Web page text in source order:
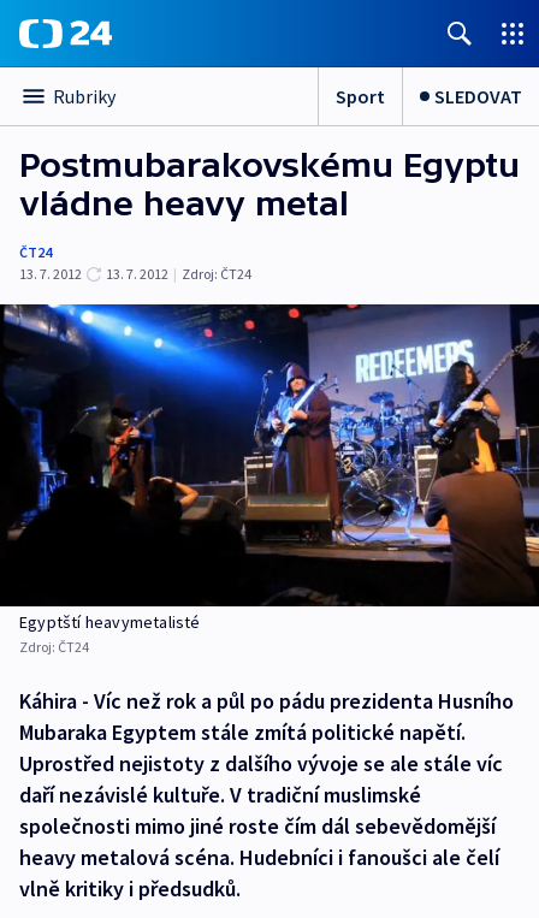
Rubriky Sport SLEDOVAT
Postmubarakovskému Egyptu
vládne heavy metal
ČT24
13. 7. 2012
13. 7. 2012 | Zdroj: ČT24
Egyptští heavymetalisté
Zdroj: ČT24
Káhira - Víc než rok a půl po pádu prezidenta Husního
Mubaraka Egyptem stále zmítá politické napětí.
Uprostřed nejistoty z dalšího vývoje se ale stále víc
daří nezávislé kultuře. V tradiční muslimské
společnosti mimo jiné roste čím dál sebevědomější
heavy metalová scéna. Hudebníci i fanoušci ale čelí
vlně kritiky i předsudků.